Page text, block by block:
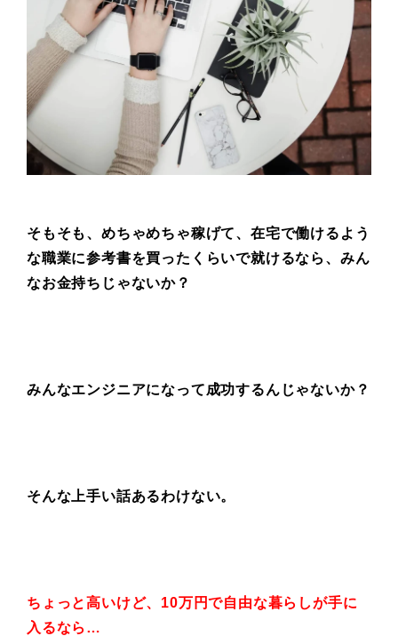
そもそも、めちゃめちゃ稼げて、在宅で働けるよう
な職業に参考書を買ったくらいで就けるなら、 みん
なお金持ちじゃないか？
みんなエンジニアになって成功するんじゃないか？
そんな上手い話あるわけない。
ちょっと高いけど、 10万円で自由な暮らしが手に
入るなら…